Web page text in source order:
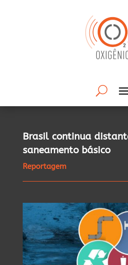
Brasil continua
saneamento básico
Reportagem